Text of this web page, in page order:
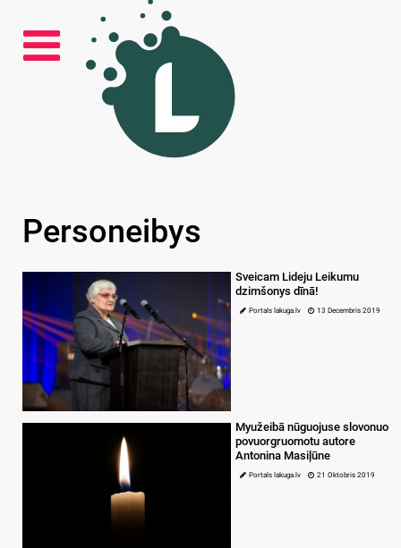
Personeibys
Sveicam Lideju Leikumu
dzimšonys dīnā!
Portals lakuga.lv 13 Decembris 2019
Myužeibā nūguojuse slovonuo
povuorgruomotu autore
Antonina Masiļūne
Portals lakuga.lv 21 Oktobris 2019